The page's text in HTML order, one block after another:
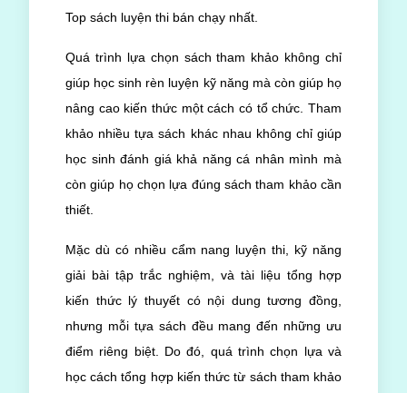
Top sách luyện thi bán chạy nhất.
Quá trình lựa chọn sách tham khảo không chỉ
giúp học sinh rèn luyện kỹ năng mà còn giúp họ
nâng cao kiến thức một cách có tổ chức. Tham
khảo nhiều tựa sách khác nhau không chỉ giúp
học sinh đánh giá khả năng cá nhân mình mà
còn giúp họ chọn lựa đúng sách tham khảo cần
thiết.
Mặc dù có nhiều cẩm nang luyện thi, kỹ năng
giải bài tập trắc nghiệm, và tài liệu tổng hợp
kiến thức lý thuyết có nội dung tương đồng,
nhưng mỗi tựa sách đều mang đến những ưu
điểm riêng biệt. Do đó, quá trình chọn lựa và
học cách tổng hợp kiến thức từ sách tham khảo